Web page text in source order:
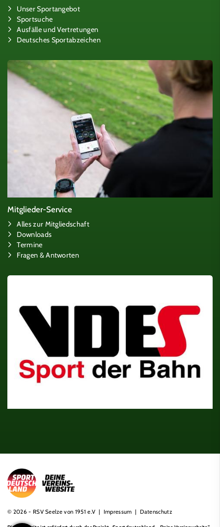
Unser Sportangebot
Sportsuche
Ausfälle und Vertretungen
Deutsches Sportabzeichen
Mitglieder-Service
Alles zur Mitgliedschaft
Downloads
Termine
Fragen & Antworten
© 2026 - RSV Seelze von 1951 e.V | Impressum | Datenschutz